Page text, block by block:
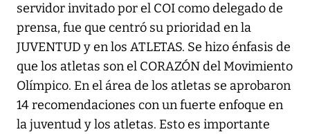
servidor invitado por el COI como delegado de
prensa, fue que centró su prioridad en la
JUVENTUD y en los ATLETAS. Se hizo énfasis de
que los atletas son el CORAZÓN del Movimiento
Olímpico. En el área de los atletas se aprobaron
14 recomendaciones con un fuerte enfoque en
la juventud y los atletas. Esto es importante